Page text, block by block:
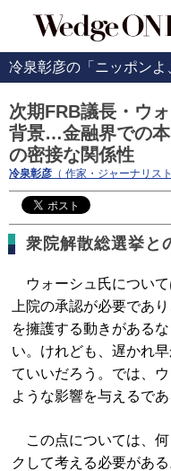
冷泉彰彦の「ニッポンよ
次期FRB議長・ウ
背景…金融界での
の密接な関係性
冷泉彰彦 （ 作家・ジャーナリスト
衆院解散総選挙と
ウォーシュ氏につい
上院の承認が必要であ
を擁護する動きがある
い。けれども、遅かれ
ていいだろう。では、
ような影響を与えるであ
この点については、何
クして考える必要があ